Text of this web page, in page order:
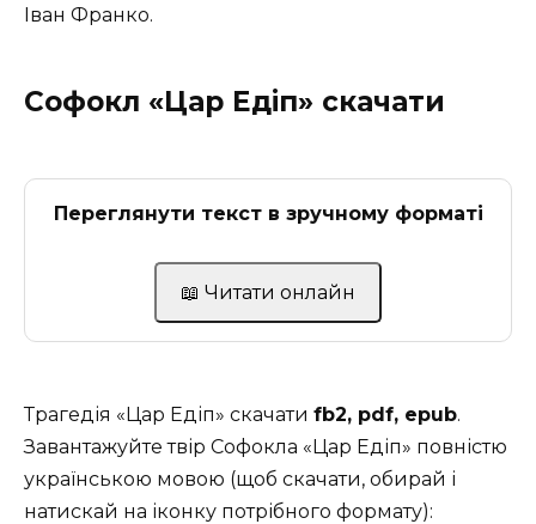
Іван Франко.
Софокл «Цар Едіп» скачати
Переглянути текст в зручному форматі
📖 Читати онлайн
Трагедія «Цар Едіп» скачати fb2, pdf, epub.
Завантажуйте твір Софокла «Цар Едіп» повністю
українською мовою (щоб скачати, обирай і
натискай на іконку потрібного формату):